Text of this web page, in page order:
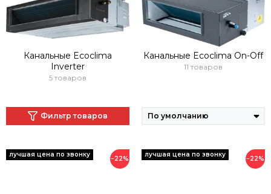
Канальные Ecoclima
Inverter
5 товаров
Канальные Ecoclima On-Off
11 товаров
Фильтр товаров
−22% −22%